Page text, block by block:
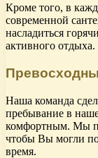
Кроме того, в
современной
насладиться
активного отдыха.
Наша команда
пребывание в
комфортным. Мы
чтобы Вы могли
время.